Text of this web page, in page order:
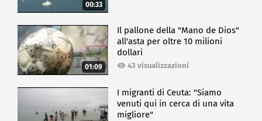
00:33
01:09
Il pallone della "Mano de Dios"
all'asta per oltre 10 milioni
dollari
43 visualizzazioni
I migranti di Ceuta: "Siamo
venuti qui in cerca di una vita
migliore"